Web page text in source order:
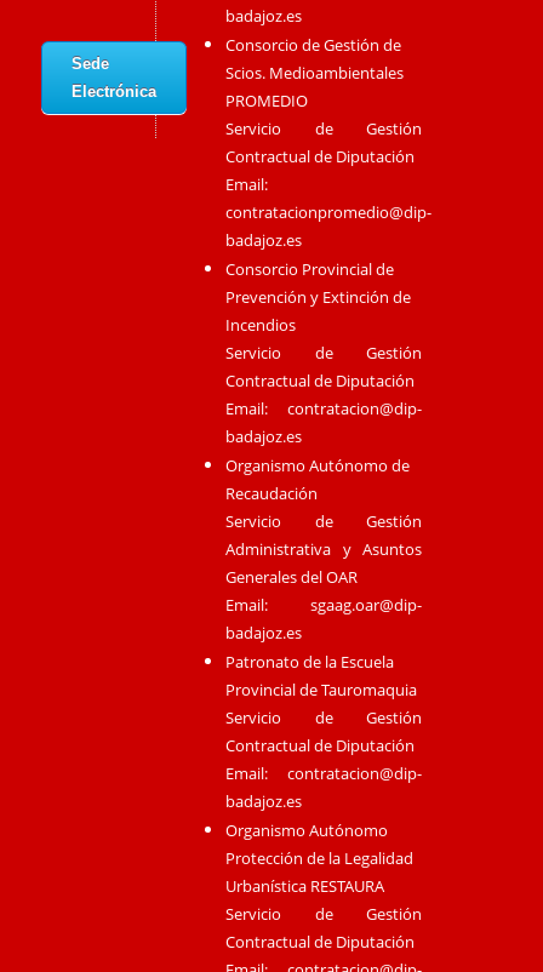
Sede
Electrónica
badajoz.es
Consorcio de Gestión de
Scios. Medioambientales
PROMEDIO
Servicio de Gestión
Contractual de Diputación
Email:
contratacionpromedio@dip-
badajoz.es
Consorcio Provincial de
Prevención y Extinción de
Incendios
Servicio de Gestión
Contractual de Diputación
Email:contratacion@dip-
badajoz.es
Organismo Autónomo de
Recaudación
Servicio de Gestión
Administrativa y Asuntos
Generales del OAR
Email:sgaag.oar@dip-
badajoz.es
Patronato de la Escuela
Provincial de Tauromaquia
Servicio de Gestión
Contractual de Diputación
Email:contratacion@dip-
badajoz.es
Organismo Autónomo
Protección de la Legalidad
Urbanística RESTAURA
Servicio de Gestión
Contractual de Diputación